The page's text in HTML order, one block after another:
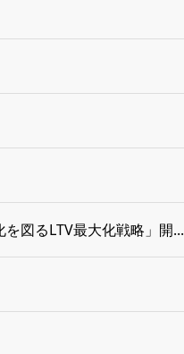
図るLTV最大化戦略」開...